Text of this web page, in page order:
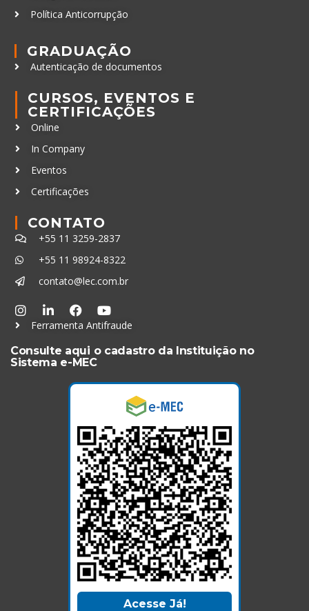
Política Anticorrupção
GRADUAÇÃO
Autenticação de documentos
CURSOS, EVENTOS E
CERTIFICAÇÕES
Online
In Company
Eventos
Certificações
CONTATO
+55 11 3259-2837
+55 11 98924-8322
contato@lec.com.br
Ferramenta Antifraude
Consulte aqui o cadastro da Instituição no
Sistema e-MEC
Acesse Já!